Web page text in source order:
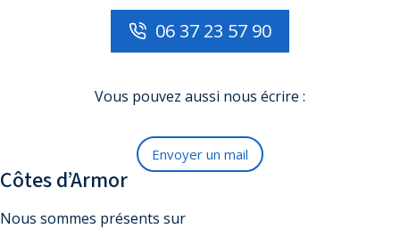
06 37 23 57 90
Vous pouvez aussi nous écrire :
Envoyer un mail
Côtes d’Armor
Nous sommes présents sur